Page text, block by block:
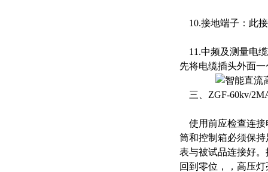
10.接地端子：此
11.中频及测量电
先将电缆插头外面
三、ZGF-60kv/
使用前应检查连接
筒和控制箱必须保
表与被试品连接好
回到零位，，高压